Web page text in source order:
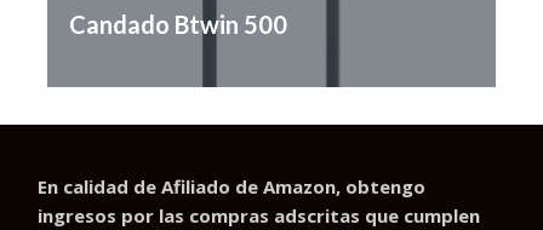
Candado Btwin 500
En calidad de Afiliado de Amazon, obtengo
ingresos por las compras adscritas que cumplen